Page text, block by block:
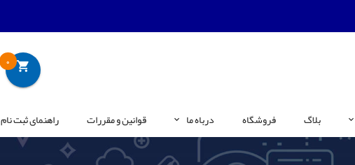
0
بلاگ فروشگاه درباه ما قوانین و مقررات راهنمای ثبت نام